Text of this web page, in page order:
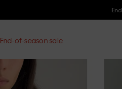
End-of-season sale